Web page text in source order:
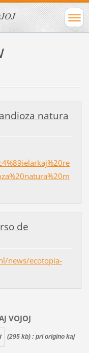
natura
de
news/ecotopia-
VOJOJ
(295 kb) : pri origino kaj